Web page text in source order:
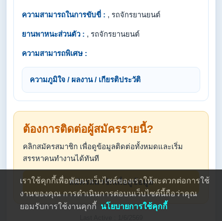
ความสามารถในการขับขี่ : , รถจักรยานยนต์
ยานพาหนะส่วนตัว : , รถจักรยานยนต์
ความสามารถพิเศษ :
ความภูมิใจ / ผลงาน / เกียรติประวัติ
ต้องการติดต่อผู้สมัครรายนี้?
คลิกสมัครสมาชิก เพื่อดูข้อมูลติดต่อทั้งหมดและเริ่ม
สรรหาคนทำงานได้ทันที
สมัครสมาชิกเพื่อดูข้อมูล
เราใช้คุกกี้เพื่อพัฒนาเว็บไซต์ของเราให้สะดวกต่อการใช้
งานของคุณ การดำเนินการต่อบนเว็บไซต์นี้ถือว่าคุณ
ยอมรับการใช้งานคุกกี้ นโยบายการใช้คุกกี้